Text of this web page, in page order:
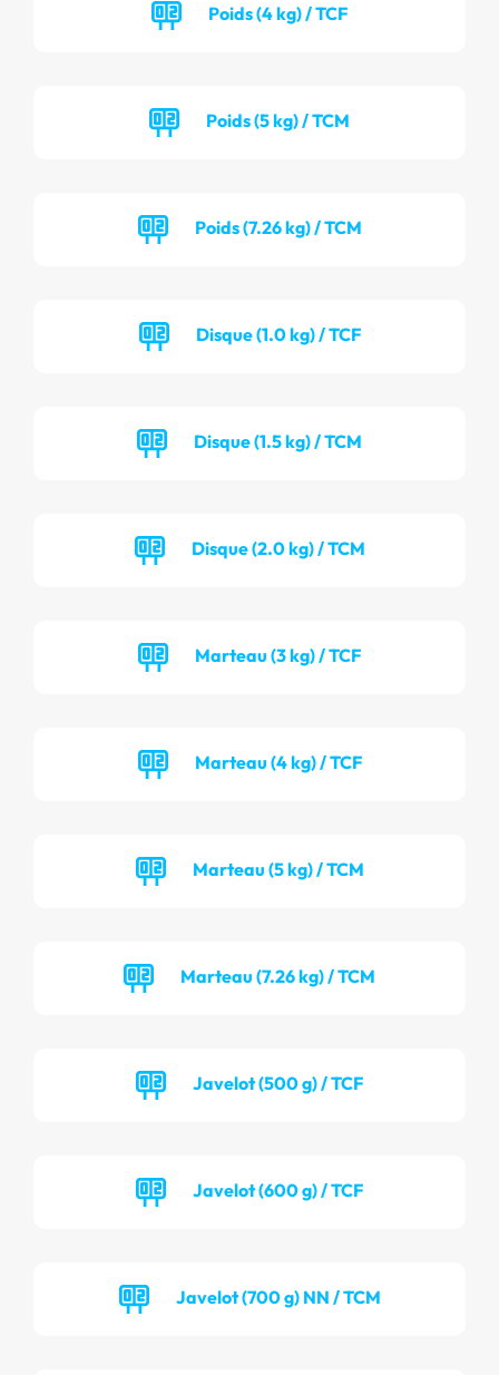
Poids (4 kg) / TCF
Poids (5 kg) / TCM
Poids (7.26 kg) / TCM
Disque (1.0 kg) / TCF
Disque (1.5 kg) / TCM
Disque (2.0 kg) / TCM
Marteau (3 kg) / TCF
Marteau (4 kg) / TCF
Marteau (5 kg) / TCM
Marteau (7.26 kg) / TCM
Javelot (500 g) / TCF
Javelot (600 g) / TCF
Javelot (700 g) NN / TCM